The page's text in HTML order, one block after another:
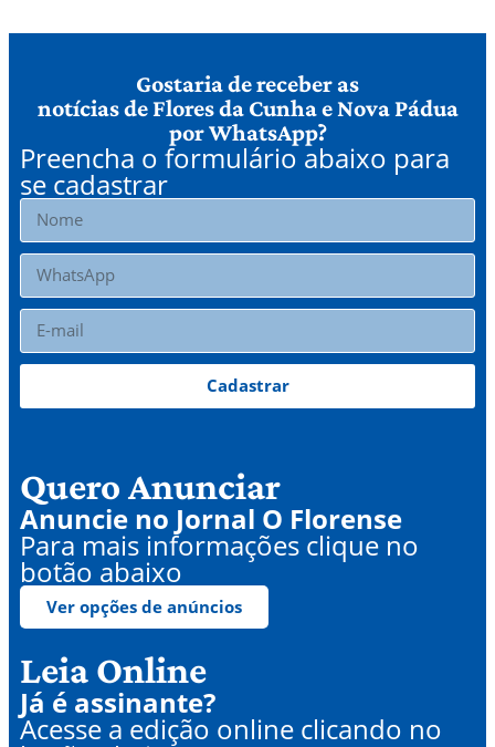
Gostaria de receber as
notícias de Flores da Cunha e Nova Pádua
por WhatsApp?
Preencha o formulário abaixo para
se cadastrar
Cadastrar
Quero Anunciar
Anuncie no Jornal O Florense
Para mais informações clique no
botão abaixo
Ver opções de anúncios
Leia Online
Já é assinante?
Acesse a edição online clicando no